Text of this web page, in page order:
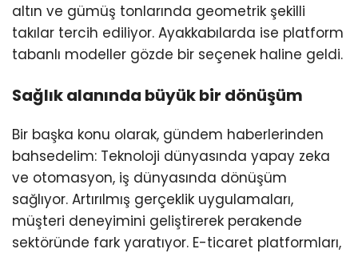
altın ve gümüş tonlarında geometrik şekilli
takılar tercih ediliyor. Ayakkabılarda ise platform
tabanlı modeller gözde bir seçenek haline geldi.
Sağlık alanında büyük bir dönüşüm
Bir başka konu olarak, gündem haberlerinden
bahsedelim: Teknoloji dünyasında yapay zeka
ve otomasyon, iş dünyasında dönüşüm
sağlıyor. Artırılmış gerçeklik uygulamaları,
müşteri deneyimini geliştirerek perakende
sektöründe fark yaratıyor. E-ticaret platformları,